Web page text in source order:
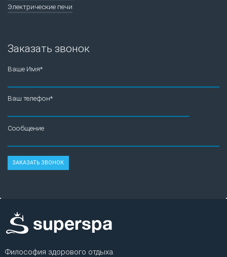
Электрические печи
Заказать звонок
Ваше Имя*
Ваш телефон*
Сообщение
Философия здорового отдыха.